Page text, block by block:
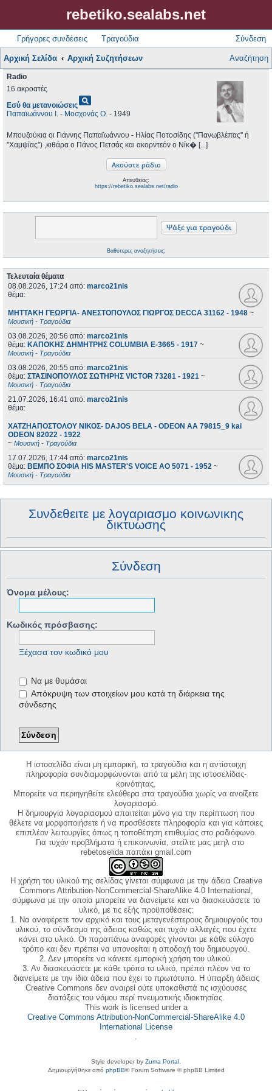
rebetiko.sealabs.net
Γρήγορες συνδέσεις Τραγούδια Σύνδεση
Αρχική Σελίδα Αρχική Συζητήσεων Αναζήτηση
Radio
16 ακροατές
Εσύ θα μετανοιώσειςpageview
Παπαϊωάννου Ι. - Μοσχονάς Ο. - 1949
Μπουζούκια οι Γιάννης Παπαϊωάννου - Ηλίας Ποτοσίδης (''Πανωβλέπας'' ή
''Χαμψίας'') ,κιθάρα ο Πάνος Πετσάς και ακορντεόν ο Νίκ� [...]
Απευθείας:
https://rebetiko.sealabs.net/radio
Βαθύτερες αναζητήσεις;
Τελευταία θέματα
08.08.2026, 17:24 από: marco21nis
θέμα:
ΜΗΤΤΑΚΗ ΓΕΩΡΓΙΑ- ΑΝΕΣΤΟΠΟΥΛΟΣ ΓΙΩΡΓΟΣ DECCA 31162 - 1948 ~
Μουσική - Τραγούδια
03.08.2026, 20:56 από: marco21nis
θέμα: ΚΑΠΟΚΗΣ ΔΗΜΗΤΡΗΣ COLUMBIA E-3665 - 1917 ~
Μουσική - Τραγούδια
03.08.2026, 20:55 από: marco21nis
θέμα: ΣΤΑΣΙΝΟΠΟΥΛΟΣ ΣΩΤΗΡΗΣ VICTOR 73281 - 1921 ~
Μουσική - Τραγούδια
21.07.2026, 16:41 από: marco21nis
θέμα:
ΧΑΤΖΗΑΠΟΣΤΟΛΟΥ ΝΙΚΟΣ- DAJOS BELA - ODEON AA 79815_9 kai
ODEON 82022 - 1922
~ Μουσική - Τραγούδια
17.07.2026, 17:44 από: marco21nis
θέμα: ΒΕΜΠΟ ΣΟΦΙΑ HIS MASTER'S VOICE AO 5071 - 1952 ~
Μουσική - Τραγούδια
Συνδεθειτε με λογαριασμο κοινωνικης
δικτυωσης
Σύνδεση
Όνομα μέλους:
Κωδικός πρόσβασης:
Ξέχασα τον κωδικό μου
Να με θυμάσαι
Απόκρυψη των στοιχείων μου κατά τη διάρκεια της
σύνδεσης
Η ιστοσελίδα είναι μη εμπορική, τα τραγούδια και η αντίστοιχη
πληροφορία συνδιαμορφώνονται από τα μέλη της ιστοσελίδας-
κοινότητας.
Μπορείτε να περιηγηθείτε ελεύθερα στα τραγούδια χωρίς να ανοίξετε
λογαριασμό.
Η δημιουργία λογαριασμού απαιτείται μόνο για την περίπτωση που
θέλετε να μορφοποιήσετε ή να προσθέσετε πληροφορία και για κάποιες
επιπλέον λειτουργίες όπως η τοποθέτηση επιθυμίας στο ραδιόφωνο.
Για τυχόν προβλήματα ή επικοινωνία, στείλτε μας μεηλ στο
rebetoselida παπάκι gmail.com
Η χρήση του υλικού της σελίδας γίνεται σύμφωνα με την άδεια Creative
Commons Attribution-NonCommercial-ShareAlike 4.0 International,
σύμφωνα με την οποία μπορείτε να διανείμετε και να διασκευάσετε το
υλικό, με τις εξής προϋποθέσεις:
1. Να αναφέρετε τον αρχικό και τους μεταγενέστερους δημιουργούς του
υλικού, το σύνδεσμο της άδειας καθώς και τυχόν αλλαγές που έχετε
κάνει στο υλικό. Οι παραπάνω αναφορές γίνονται με κάθε εύλογο
τρόπο και δεν πρέπει να υπονοείται η αποδοχή του δημιουργού.
2. Δεν μπορείτε να κάνετε εμπορική χρήση του υλικού.
3. Αν διασκευάσετε με κάθε τρόπο το υλικό, πρέπει πλέον να το
διανείμετε με την ίδια άδεια που έχει το πρωτότυπο. Η ύπαρξη άδειας
Creative Commons δεν αναιρεί ούτε υποκαθιστά τις ισχύουσες
διατάξεις του νόμου περί πνευματικής ιδιοκτησίας.
This work is licensed under a
Creative Commons Attribution-NonCommercial-ShareAlike 4.0
International License
.
Style developer by Zuma Portal
Δημιουργήθηκε από phpBB® Forum Software © phpBB Limited